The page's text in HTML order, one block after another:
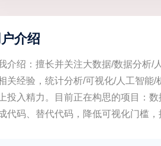
介绍
介绍：擅长并关注大数据/数据分析/
关经验，统计分析/可视化/人工智能
投入精力。目前正在构思的项目：
代码、替代代码，降低可视化门槛，